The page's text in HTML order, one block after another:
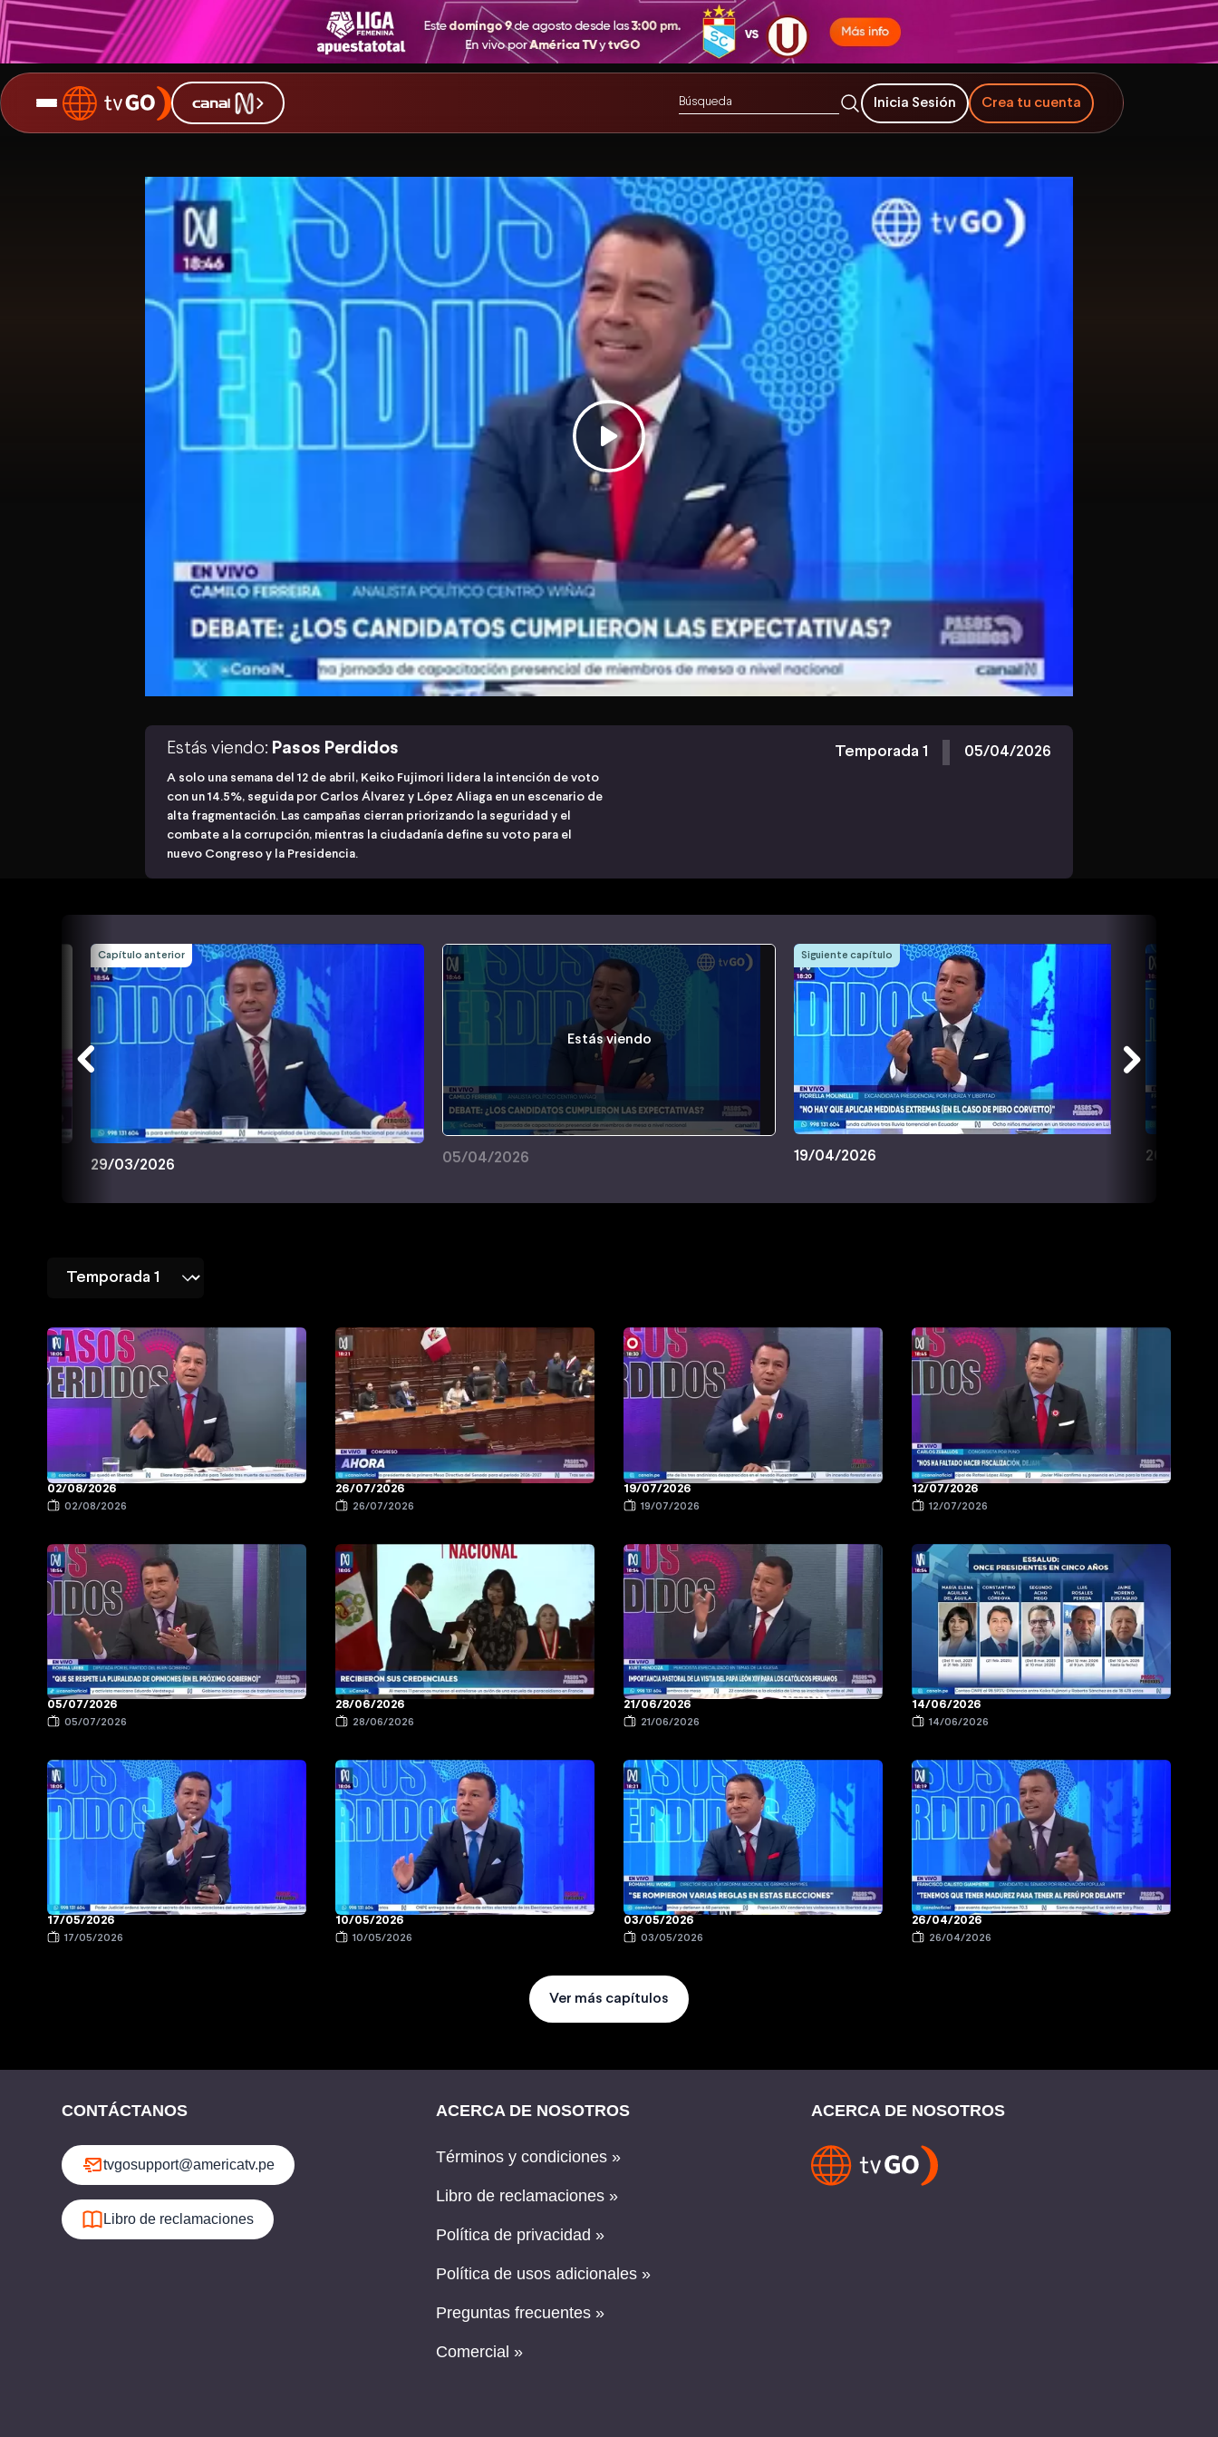
Inicia Sesión Crea tu cuenta
Estás viendo: Pasos Perdidos
A solo una semana del 12 de abril, Keiko Fujimori lidera la intención de voto
con un 14.5%, seguida por Carlos Álvarez y López Aliaga en un escenario de
alta fragmentación. Las campañas cierran priorizando la seguridad y el
combate a la corrupción, mientras la ciudadanía define su voto para el
nuevo Congreso y la Presidencia.
Temporada 1 05/04/2026
Capítulo anterior
29/03/2026
Estás viendo
05/04/2026
Siguiente capítulo
19/04/2026 26/04/
02/08/2026
02/08/2026
26/07/2026
26/07/2026
19/07/2026
19/07/2026
12/07/2026
12/07/2026
05/07/2026
05/07/2026
28/06/2026
28/06/2026
21/06/2026
21/06/2026
14/06/2026
14/06/2026
17/05/2026
17/05/2026
10/05/2026
10/05/2026
03/05/2026
03/05/2026
26/04/2026
26/04/2026
Ver más capítulos
CONTÁCTANOS
tvgosupport@americatv.pe
Libro de reclamaciones
ACERCA DE NOSOTROS
Términos y condiciones »
Libro de reclamaciones »
Política de privacidad »
Política de usos adicionales »
Preguntas frecuentes »
Comercial »
ACERCA DE NOSOTROS